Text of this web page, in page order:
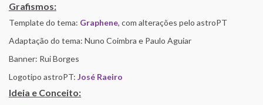
Grafismos:
Template do tema: Graphene, com alterações pelo astroPT
Adaptação do tema: Nuno Coimbra e Paulo Aguiar
Banner: Rui Borges
Logotipo astroPT: José Raeiro
Ideia e Conceito: